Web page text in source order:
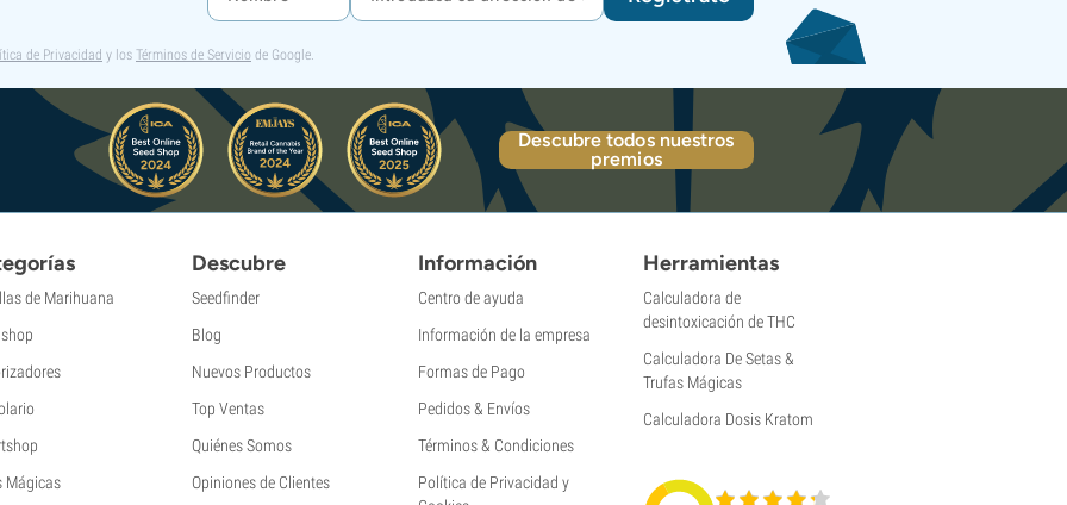
de Privacidad y los Términos de Servicio de Google.
Descubre todos nuestros
premios
de Marihuana
Mágicas
Descubre
Seedfinder
Blog
Nuevos Productos
Top Ventas
Quiénes Somos
Opiniones de Clientes
Información
Centro de ayuda
Información de la empresa
Formas de Pago
Pedidos & Envíos
Términos & Condiciones
Política de Privacidad y
Herramientas
Calculadora de
desintoxicación de THC
Calculadora De Setas &
Trufas Mágicas
Calculadora Dosis Kratom